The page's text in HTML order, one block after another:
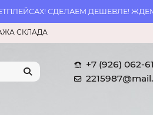
СДЕЛАЕМ ДЕШЕВЛЕ!
СКЛАДА
+7 (926) 062-